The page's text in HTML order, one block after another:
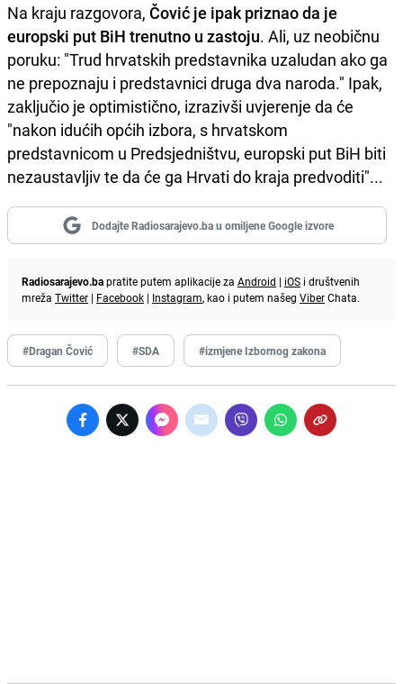
Na kraju razgovora, Čović je ipak priznao da je
europski put BiH trenutno u zastoju. Ali, uz neobičnu
poruku: "Trud hrvatskih predstavnika uzaludan ako ga
ne prepoznaju i predstavnici druga dva naroda." Ipak,
zaključio je optimistično, izrazivši uvjerenje da će
"nakon idućih općih izbora, s hrvatskom
predstavnicom u Predsjedništvu, europski put BiH biti
nezaustavljiv te da će ga Hrvati do kraja predvoditi"...
Dodajte Radiosarajevo.ba u omiljene Google izvore
Radiosarajevo.bapratite putem aplikacije za Android | iOS i društvenih
mreža Twitter | Facebook | Instagram, kao i putem našeg ViberChata.
#Dragan Čović #SDA #izmjene Izbornog zakona